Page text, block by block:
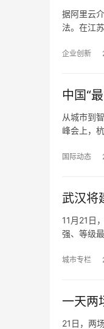
据阿里云
法。在江
企业创新
中国“
从城市到
峰会上，
国际动态
武汉将
11月21日
强、等级
城市专栏
一天两
21日，两